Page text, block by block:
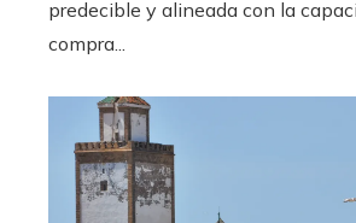
predecible y alineada con la
compra...